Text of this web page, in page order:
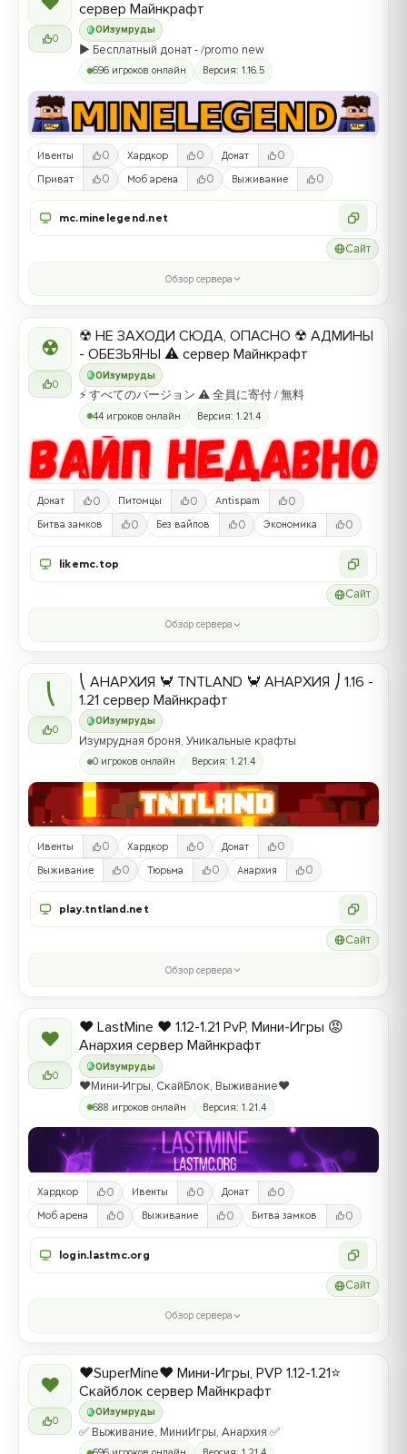
0
0 Изумруды
сервер Майнкрафт
▶️ Бесплатный донат - /promo new
696 игроков онлайн Версия: 1.16.5
Ивенты 0 Хардкор 0 Донат 0
Приват 0 Моб арена 0 Выживание 0
mc.minelegend.net
Сайт
Обзор сервера
☢
0
0Изумруды
☢ НЕ ЗАХОДИ СЮДА, ОПАСНО ☢ АДМИНЫ
- ОБЕЗЬЯНЫ ⚠ сервер Майнкрафт
⚡ すべてのバージョン ⚠ 全員に寄付 / 無料
44 игроков онлайн Версия: 1.21.4
Донат 0 Питомцы 0 Antispam 0
Битва замков 0 Без вайпов 0 Экономика 0
likemc.top
Сайт
Обзор сервера
⎝
0
0 Изумруды
⎝ АНАРХИЯ 🦀 TNTLAND 🦀 АНАРХИЯ ⎠ 1.16 -
1.21 сервер Майнкрафт
Изумрудная броня, Уникальные крафты
0 игроков онлайн Версия: 1.21.4
Ивенты 0 Хардкор 0 Донат 0
Выживание 0 Тюрьма 0 Анархия 0
play.tntland.net
Сайт
Обзор сервера
❤
0
0Изумруды
❤️ LastMine ❤️ 1.12-1.21 PvP, Мини-Игры 😡
Анархия сервер Майнкрафт
❤️Мини-Игры, СкайБлок, Выживание❤️
688 игроков онлайн Версия: 1.21.4
Хардкор 0 Ивенты 0 Донат 0
Моб арена 0 Выживание 0 Битва замков 0
login.lastmc.org
Сайт
Обзор сервера
❤
0
0 Изумруды
❤️SuperMine❤️ Мини-Игры, PVP 1.12-1.21⭐
Скайблок сервер Майнкрафт
✅ Выживание, МиниИгры, Анархия ✅